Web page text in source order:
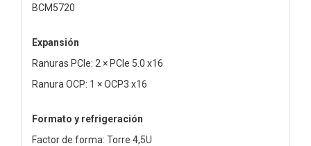
BCM5720
Expansión
Ranuras PCIe: 2 × PCIe 5.0 x16
Ranura OCP: 1 × OCP3 x16
Formato y refrigeración
Factor de forma: Torre 4,5U